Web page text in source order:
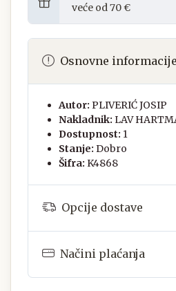
veće od 70 €
Osnovne informacije
Autor: PLIVERIĆ JOSIP
Nakladnik: LAV
Dostupnost: 1
Stanje: Dobro
Šifra: K4868
Opcije dostave
Načini plaćanja